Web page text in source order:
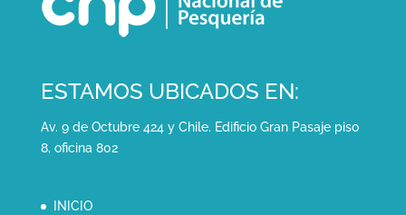
ESTAMOS UBICADOS EN:
Av. 9 de Octubre 424 y Chile. Edificio Gran Pasaje piso
8, oficina 802
INICIO